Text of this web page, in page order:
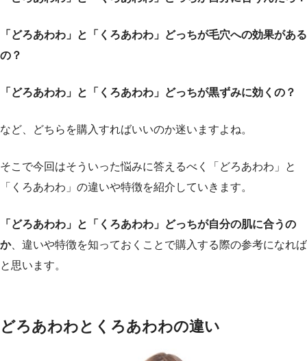
「どろあわわ」と「くろあわわ」どっちが毛穴への効果がある
の？
「どろあわわ」と「くろあわわ」どっちが黒ずみに効くの？
など、どちらを購入すればいいのか迷いますよね。
そこで今回はそういった悩みに答えるべく「どろあわわ」と
「くろあわわ」の違いや特徴を紹介していきます。
「どろあわわ」と「くろあわわ」どっちが自分の肌に合うの
か、違いや特徴を知っておくことで購入する際の参考になれば
と思います。
どろあわわとくろあわわの違い